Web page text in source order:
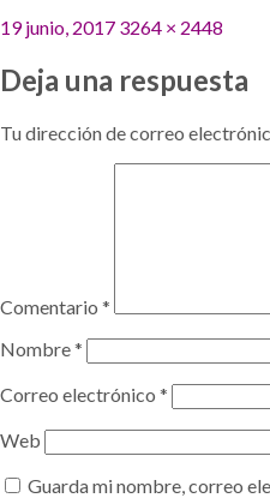
Publicado
19 junio, 2017 Tamaño
3264 × 2448
Deja una respuesta
Tu dirección de correo
Comentario *
Nombre*
Correo electrónico *
Web
Guarda mi nombre, correo